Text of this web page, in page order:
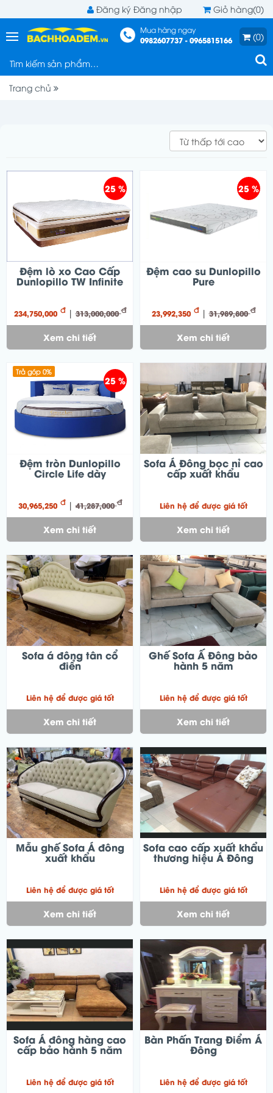
Đăng ký Đăng nhập Giỏ hàng(0)
Mua hàng ngay
0982607737 - 0965815166
(0)
Trang chủ
25 %
Đệm lò xo Cao Cấp
Dunlopillo TW Infinite
234,750,000 đ | 313,000,000đ
Xem chi tiết
25 %
Đệm cao su Dunlopillo
Pure
23,992,350 đ | 31,989,800đ
Xem chi tiết
Trả góp 0%
25 %
Đệm tròn Dunlopillo
Circle Life dày
30,965,250 đ | 41,287,000đ
Xem chi tiết
Sofa Á Đông bọc nỉ cao
cấp xuất khẩu
Liên hệ để được giá tốt
Xem chi tiết
Sofa á đông tân cổ
điển
Liên hệ để được giá tốt
Xem chi tiết
Ghế Sofa Ấ Đông bảo
hành 5 năm
Liên hệ để được giá tốt
Xem chi tiết
Mẫu ghế Sofa Á đông
xuất khẩu
Liên hệ để được giá tốt
Xem chi tiết
Sofa cao cấp xuất khẩu
thương hiệu Á Đông
Liên hệ để được giá tốt
Xem chi tiết
Sofa Á đông hàng cao
cấp bảo hành 5 năm
Liên hệ để được giá tốt
Bàn Phấn Trang Điểm Á
Đông
Liên hệ để được giá tốt